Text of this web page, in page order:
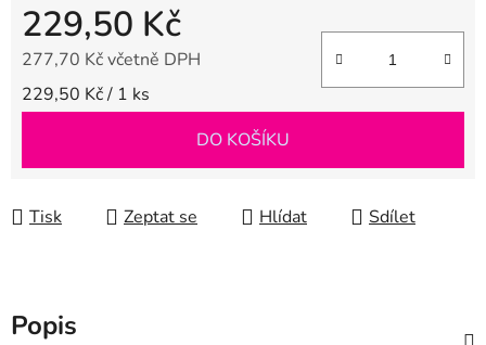
229,50 Kč
277,70 Kč včetně DPH
Měrná cena:
229,50 Kč / 1 ks
DO KOŠÍKU
Tisk Zeptat se Hlídat Sdílet
Popis